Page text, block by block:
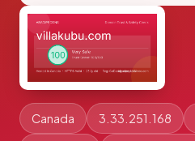
Canada 3.33.251.168